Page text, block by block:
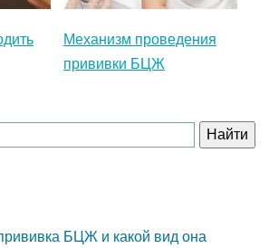
Механизм проведения
прививки БЦЖ
БЦЖ и какой вид она